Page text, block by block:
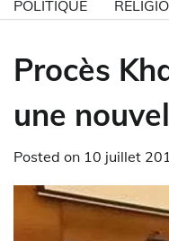
POLITIQUE
Procès
une
Posted on 10 juillet